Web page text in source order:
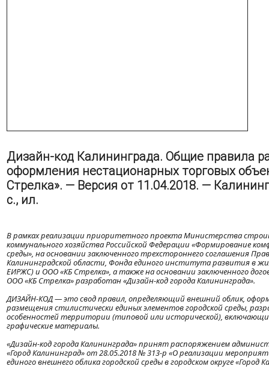
Дизайн-код Калининграда. Общие правила
оформления нестационарных торговых
Стрелка». — Версия от 11.04.2018. —
с., ил.
В рамках реализации приоритетного проекта Министерства
коммунального хозяйства Российской Федерации «Формирование
среды», на основании заключенного трехстороннего соглашения
Калининградской области, Фонда единого института развития в
ЕИРЖС) и ООО «КБ Стрелка», а также на основании заключенного
ООО «КБ Стрелка» разработан «Дизайн-код города Калининграда».
ДИЗАЙН-КОД — это свод правил, определяющий внешний облик,
размещения стилистически единых элементов городской среды,
особенностей территории (типовой или исторической),
графические материалы.
«Дизайн-код города Калининграда» принят распоряжением
«Город Калининград» от 28.05.2018 № 313-р «О реализации
единого внешнего облика городской среды в городском округе «Город